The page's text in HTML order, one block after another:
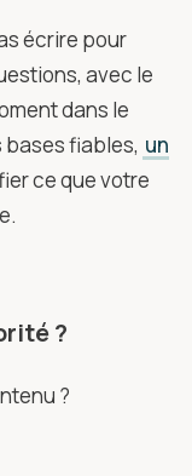
écrire pour
avec le
dans le
bases fiables, un
ce que votre
?
?